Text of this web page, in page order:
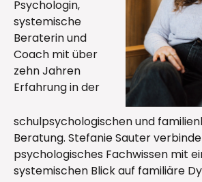
Psychologin,
systemische
Beraterin und
Coach mit über
zehn Jahren
Erfahrung in der
schulpsychologischen und
Beratung. Stefanie Sauter
psychologisches Fachwissen mit
systemischen Blick auf familiäre